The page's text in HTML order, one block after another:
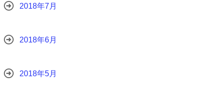
2018年7月
2018年6月
2018年5月